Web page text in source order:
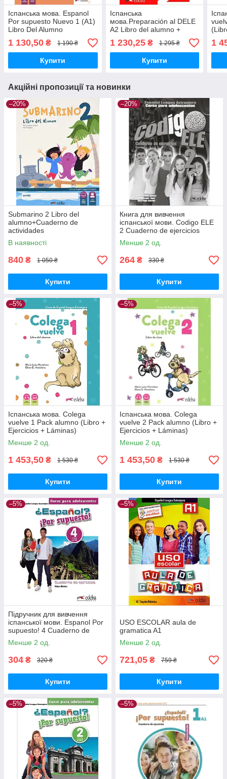
Іспанська мова. Espanol
Por supuesto Nuevo 1 (A1)
Libro Del Alumno
1 130,50 ₴ 1 190 ₴
Купити
Іспанська
мова.Preparación al DELE
A2 Libro del alumno +
audio descargable
1 230,25₴ 1 295 ₴
Купити
1
Акційні пропозиції та новинки
–20%
Submarino 2 Libro del
alumno+Cuaderno de
actividades
В наявності
840 ₴ 1 050 ₴
Купити
–20%
Книга для вивчення
іспанської мови. Codigo ELE
2 Cuaderno de ejercicios
Менше 2 од.
264 ₴ 330 ₴
Купити
–5%
Іспанська мова. Colega
vuelve 1 Pack alumno (Libro +
Ejercicios + Láminas)
Менше 2 од.
1 453,50 ₴ 1 530 ₴
Купити
–5%
Іспанська мова. Colega
vuelve 2 Pack alumno (Libro +
Ejercicios + Láminas)
Менше 2 од.
1 453,50 ₴ 1 530 ₴
Купити
–5%
Підручник для вивчення
іспанської мови. Espanol Por
supuesto! 4 Cuaderno de
ejercicios
Менше 2 од.
304 ₴ 320 ₴
Купити
–5%
USO ESCOLAR aula de
gramatica A1
Менше 2 од.
721,05 ₴ 759 ₴
Купити
–5% –5%